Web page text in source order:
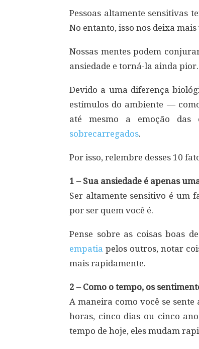
Pessoas altamente sensitivas
No entanto, isso nos deixa
Nossas mentes podem
ansiedade e torná-la ainda pior.
Devido a uma diferença
estímulos do ambiente —
até mesmo a emoção
sobrecarregados.
Por isso, relembre desses 10
1 – Sua ansiedade é apenas
Ser altamente sensitivo é um
por ser quem você é.
Pense sobre as coisas boas
empatia pelos outros, notar
mais rapidamente.
2 – Como o tempo, os
A maneira como você se
horas, cinco dias ou cinco
tempo de hoje, eles mudam